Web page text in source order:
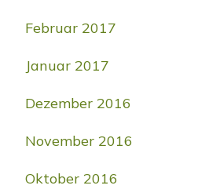
Februar 2017
Januar 2017
Dezember 2016
November 2016
Oktober 2016